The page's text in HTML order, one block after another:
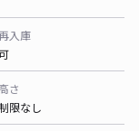
入庫
高さ
限なし